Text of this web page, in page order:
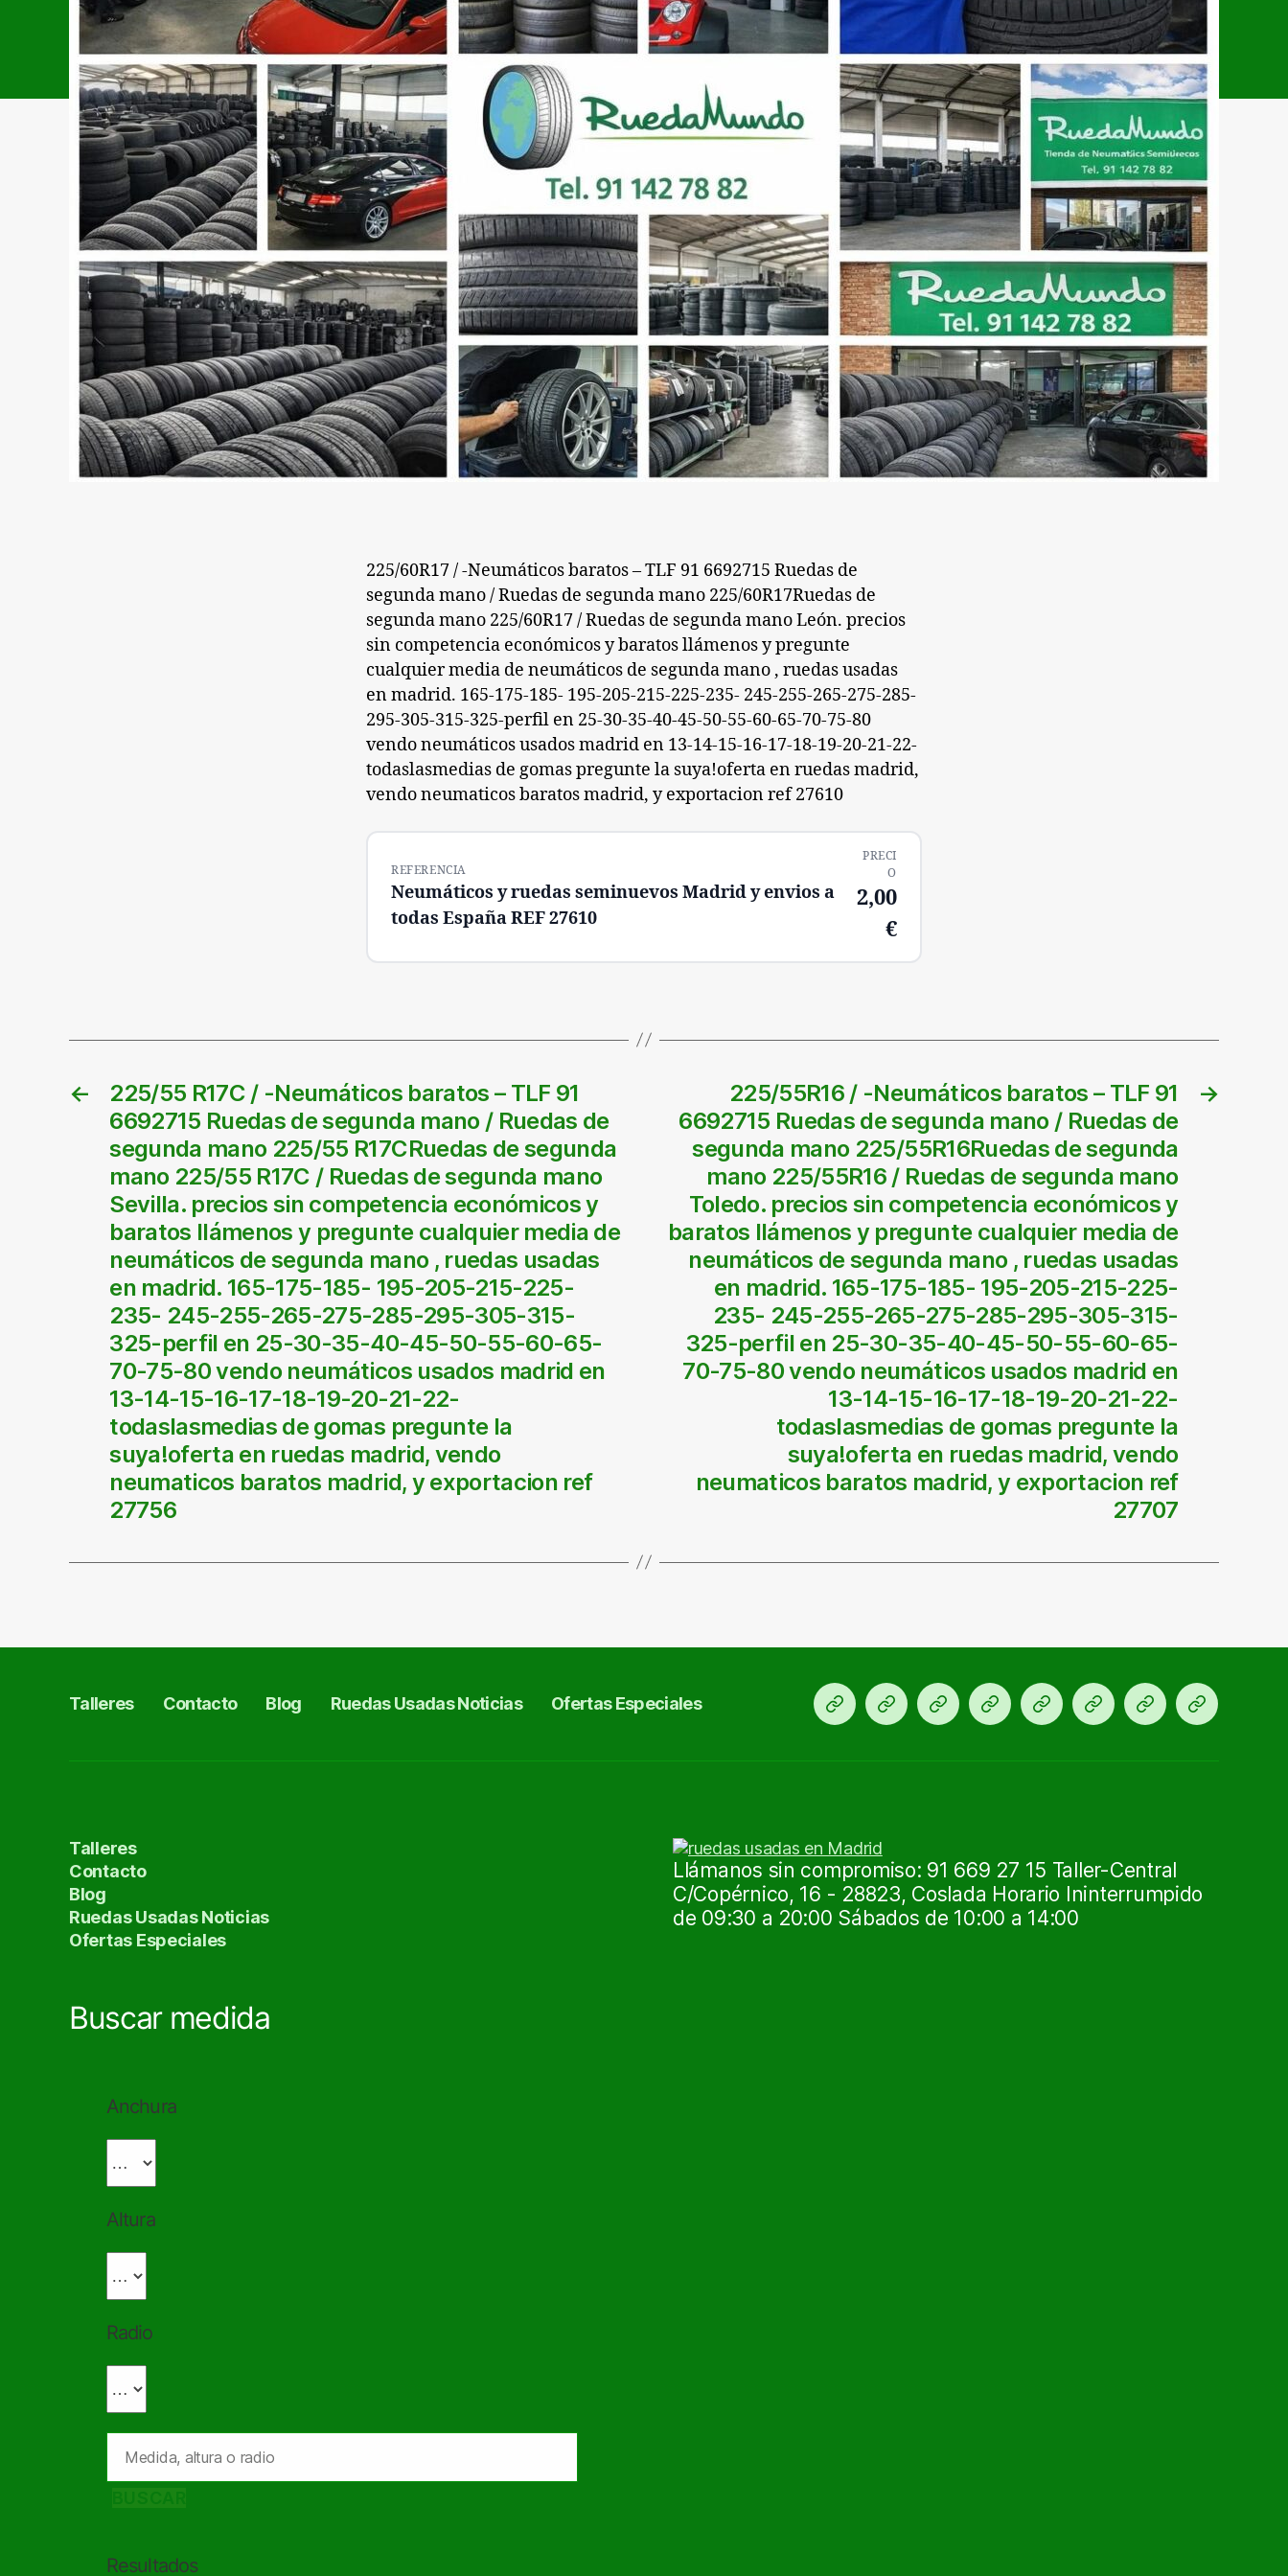
225/60R17 / -Neumáticos baratos – TLF 91 6692715 Ruedas de
segunda mano / Ruedas de segunda mano 225/60R17Ruedas de
segunda mano 225/60R17 / Ruedas de segunda mano León. precios
sin competencia económicos y baratos llámenos y pregunte
cualquier media de neumáticos de segunda mano , ruedas usadas
en madrid. 165-175-185- 195-205-215-225-235- 245-255-265-275-285-
295-305-315-325-perfil en 25-30-35-40-45-50-55-60-65-70-75-80
vendo neumáticos usados madrid en 13-14-15-16-17-18-19-20-21-22-
todaslasmedias de gomas pregunte la suya!oferta en ruedas madrid,
vendo neumaticos baratos madrid, y exportacion ref 27610
REFERENCIA
Neumáticos y ruedas seminuevos Madrid y envios a
todas España REF 27610
PRECI
O
2,00
€
←
225/55 R17C / -Neumáticos baratos – TLF 91
6692715 Ruedas de segunda mano / Ruedas de
segunda mano 225/55 R17CRuedas de segunda
mano 225/55 R17C / Ruedas de segunda mano
Sevilla. precios sin competencia económicos y
baratos llámenos y pregunte cualquier media de
neumáticos de segunda mano , ruedas usadas
en madrid. 165-175-185- 195-205-215-225-
235- 245-255-265-275-285-295-305-315-
325-perfil en 25-30-35-40-45-50-55-60-65-
70-75-80 vendo neumáticos usados madrid en
13-14-15-16-17-18-19-20-21-22-
todaslasmedias de gomas pregunte la
suya!oferta en ruedas madrid, vendo
neumaticos baratos madrid, y exportacion ref
27756
→
225/55R16 / -Neumáticos baratos – TLF 91
6692715 Ruedas de segunda mano / Ruedas de
segunda mano 225/55R16Ruedas de segunda
mano 225/55R16 / Ruedas de segunda mano
Toledo. precios sin competencia económicos y
baratos llámenos y pregunte cualquier media de
neumáticos de segunda mano , ruedas usadas
en madrid. 165-175-185- 195-205-215-225-
235- 245-255-265-275-285-295-305-315-
325-perfil en 25-30-35-40-45-50-55-60-65-
70-75-80 vendo neumáticos usados madrid en
13-14-15-16-17-18-19-20-21-22-
todaslasmedias de gomas pregunte la
suya!oferta en ruedas madrid, vendo
neumaticos baratos madrid, y exportacion ref
27707
Talleres Contacto Blog Ruedas Usadas Noticias Ofertas Especiales Inicio
OfertasKM
Para
TalleresBlog
Contacto
Talleres
Contacto
Blog
Ruedas Usadas Noticias
Ofertas Especiales
Buscar medida
Anchura
Altura
Radio
Resultados
Llámanos sin compromiso: 91 669 27 15 Taller-Central
C/Copérnico, 16 - 28823, Coslada Horario Ininterrumpido
de 09:30 a 20:00 Sábados de 10:00 a 14:00